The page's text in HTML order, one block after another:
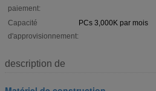
paiement:
Capacité
d'approvisionnement:
PCs 3,000K par mois
description de